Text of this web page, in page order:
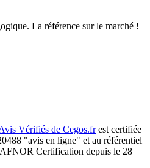
La référence sur le marché !
Vérifiés de Cegos.frest certifiée
"avis en ligne" et au référentiel
Certification depuis le 28